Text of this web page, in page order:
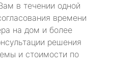
в течении одной
времени
на дом и более
решения
и стоимости по